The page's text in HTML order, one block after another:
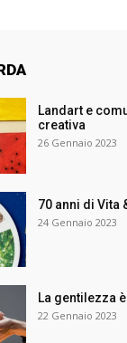
Landart e
creativa
26 Gennaio 2023
70 anni di Vita
24 Gennaio 2023
La gentilezza
22 Gennaio 2023